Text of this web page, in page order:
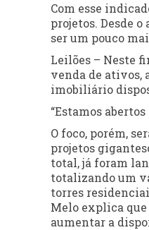
Com esse
projetos. Desde
ser um pouco
Leilões – Neste
venda de ativos,
imobiliário
“Estamos
O foco, porém,
projetos
total, já foram
totalizando um
torres
Melo explica
aumentar a